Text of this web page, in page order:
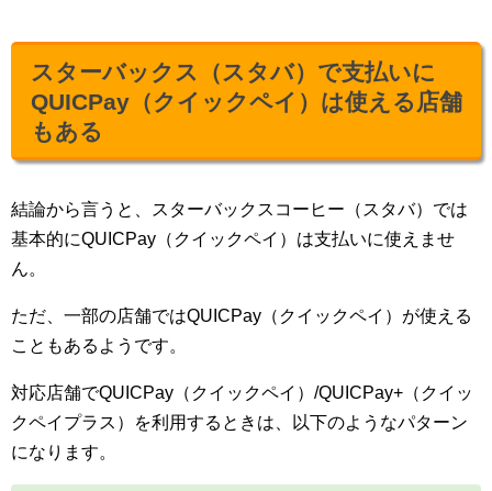
スターバックス（スタバ）で支払いに
QUICPay（クイックペイ）は使える店舗
もある
結論から言うと、スターバックスコーヒー（スタバ）では
基本的にQUICPay（クイックペイ）は支払いに使えませ
ん。
ただ、一部の店舗ではQUICPay（クイックペイ）が使える
こともあるようです。
対応店舗でQUICPay（クイックペイ）/QUICPay+（クイッ
クペイプラス）を利用するときは、以下のようなパターン
になります。